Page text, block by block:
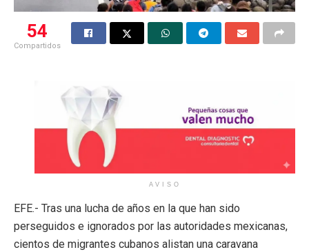
54
Compartidos
AVISO
EFE.- Tras una lucha de años en la que han sido
perseguidos e ignorados por las autoridades mexicanas,
cientos de migrantes cubanos alistan una caravana